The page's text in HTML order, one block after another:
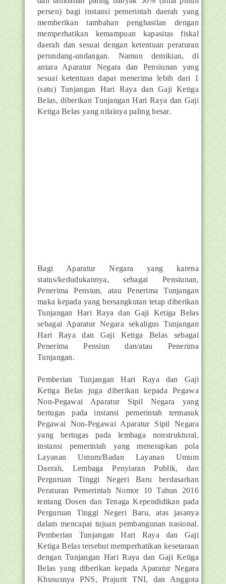
persen) bagi instansi pemerintah daerah yang
memberikan tambahan penghasilan dengan
memperhatikan kemampuan kapasitas fiskal
daerah dan sesuai dengan ketentuan peraturan
perundang-undangan. Namun demikian, di
antara Aparatur Negara dan Pensiunan yang
sesuai ketentuan dapat menerima lebih dari 1
(satu) Tunjangan Hari Raya dan Gaji Ketiga
Belas, diberikan Tunjangan Hari Raya dan Gaji
Ketiga Belas yang nilainya paling besar.
Bagi Aparatur Negara yang karena
status/kedudukannya, sebagai Pensiunan,
Penerima Pensiun, atau Penerima Tunjangan
maka kepada yang bersangkutan tetap diberikan
Tunjangan Hari Raya dan Gaji Ketiga Belas
sebagai Aparatur Negara sekaligus Tunjangan
Hari Raya dan Gaji Ketiga Belas sebagai
Penerima Pensiun dan/atau Penerima
Tunjangan.
Pemberian Tunjangan Hari Raya dan Gaji
Ketiga Belas juga diberikan kepada Pegawa
Non-Pegawai Aparatur Sipil Negara yang
bertugas pada instansi pemerintah termasuk
Pegawai Non-Pegawai Aparatur Sipil Negara
yang bertugas pada lembaga nonstruktural,
instansi pemerintah yang menerapkan pola
Layanan Umum/Badan Layanan Umum
Daerah, Lembaga Penyiaran Publik, dan
Perguruan Tinggi Negeri Baru berdasarkan
Peraturan Pemerintah Nomor 10 Tahun 2016
tentang Dosen dan Tenaga Kependidikan pada
Perguruan Tinggi Negeri Baru, atas jasanya
dalam mencapai tujuan pembangunan nasional.
Pemberian Tunjangan Hari Raya dan Gaji
Ketiga Belas tersebut memperhatikan kesetaraan
dengan Tunjangan Hari Raya dan Gaji Ketiga
Belas yang diberikan kepada Aparatur Negara
Khususnya PNS, Prajurit TNI, dan Anggota